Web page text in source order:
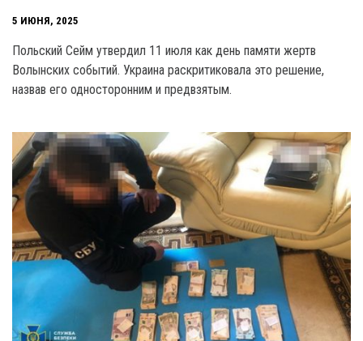
5 ИЮНЯ, 2025
Польский Сейм утвердил 11 июля как день памяти жертв
Волынских событий. Украина раскритиковала это решение,
назвав его односторонним и предвзятым.